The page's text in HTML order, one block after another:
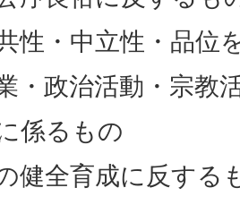
性・中立性・品位
・政治活動・宗教
係るもの
健全育成に反する